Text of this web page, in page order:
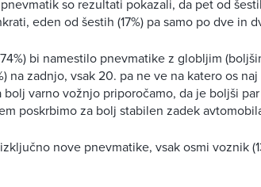
so rezultati pokazali, da pet od
eden od šestih (17%) pa samo po dve in
bi namestilo pnevmatike z globljim
na zadnjo, vsak 20. pa ne ve na katero os
varno vožnjo priporočamo, da je boljši
poskrbimo za bolj stabilen zadek
nove pnevmatike, vsak osmi voznik